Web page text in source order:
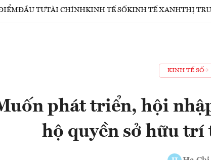
ĐẦU TƯTÀI CHÍNHKINH TẾ SỐKINH TẾ XANHTHỊ
KINH TẾ SỐ
phát triển, hội
hộ quyền sở hữu trí